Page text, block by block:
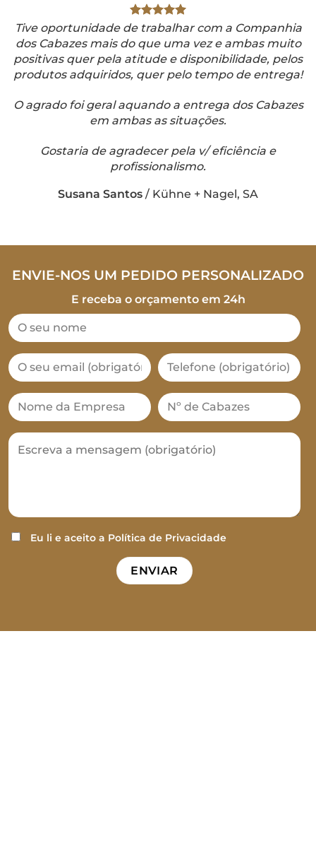
Tive oportunidade de trabalhar com a Companhia
dos Cabazes mais do que uma vez e ambas muito
positivas quer pela atitude e disponibilidade, pelos
produtos adquiridos, quer pelo tempo de entrega!
O agrado foi geral aquando a entrega dos Cabazes
em ambas as situações.
Gostaria de agradecer pela v/ eficiência e
profissionalismo.
Susana Santos / Kühne + Nagel, SA
ENVIE-NOS UM PEDIDO PERSONALIZADO
E receba o orçamento em 24h
Eu li e aceito a Política de Privacidade